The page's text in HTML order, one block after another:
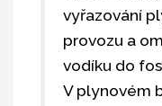
vyřazování
provozu a
vodíku do
V plynovém